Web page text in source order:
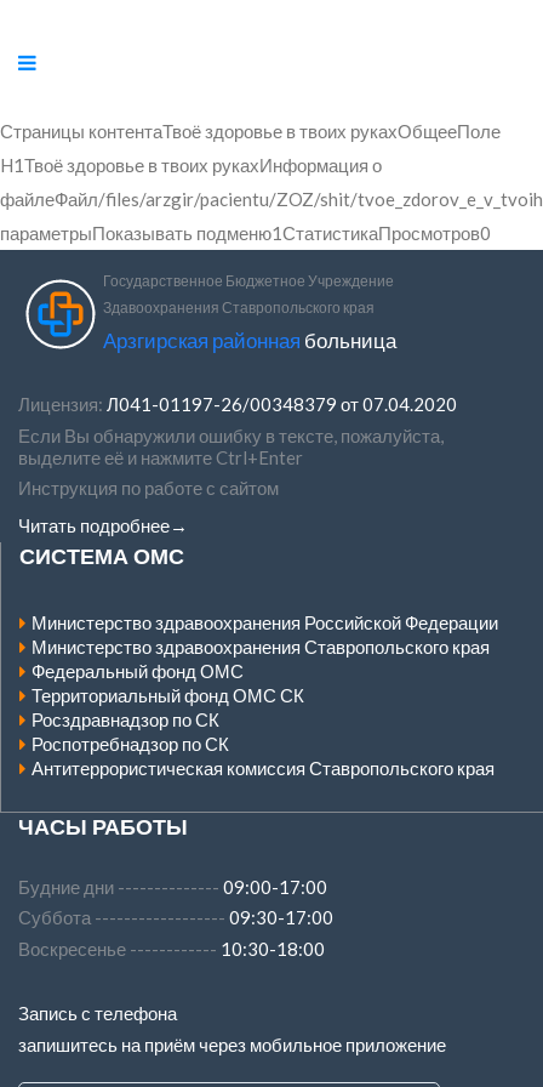
Страницы контентаТвоё здоровье в твоих рукахОбщееПоле
H1Твоё здоровье в твоих рукахИнформация о
файлеФайл/files/arzgir/pacientu/ZOZ/shit/
параметрыПоказывать подменю1СтатистикаПросмотров0
Государственное Бюджетное Учреждение
Здавоохранения Ставропольского края
Арзгирская районная больница
Лицензия: Л041-01197-26/00348379 от 07.04.2020
Если Вы обнаружили ошибку в тексте, пожалуйста,
выделите её и нажмите Ctrl+Enter
Инструкция по работе с сайтом
Читать подробнее→
СИСТЕМА ОМС
Министерство здравоохранения Российской Федерации
Министерство здравоохранения Ставропольского края
Федеральный фонд ОМС
Территориальный фонд ОМС СК
Росздравнадзор по СК
Роспотребнадзор по СК
Антитеррористическая комиссия Ставропольского края
ЧАСЫ РАБОТЫ
Будние дни -------------- 09:00-17:00
Суббота ------------------ 09:30-17:00
Воскресенье ------------ 10:30-18:00
Запись с телефона
запишитесь на приём через мобильное приложение